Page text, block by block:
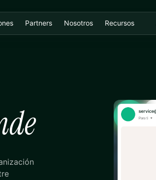
Partners Nosotros Recursos